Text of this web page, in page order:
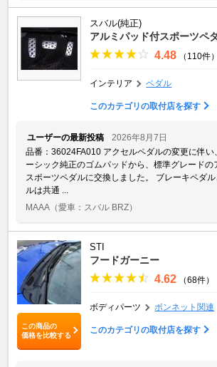
スバル(純正)
アルミパッド付スポーツペ
4.48 （110件）
インテリア ペダル
このカテゴリの取付店を探す
ユーザーの最新投稿
2026年8月7日
品番：36024FA010 アクセルペダルの変更に伴い
ーシック純正のゴムパッドから、標準グレードの
スポーツペダルに交換しました。 ブレーキペダ
ルは共通 ...
MAAA （愛車：スバル BRZ）
この商品の
価格を比較する
STI
フードガーニー
4.62 （68件）
ボディパーツ ボンネット関連
このカテゴリの取付店を探す